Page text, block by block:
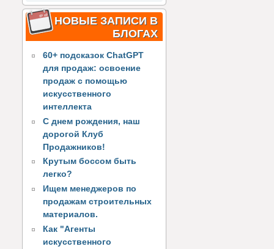
НОВЫЕ ЗАПИСИ В
БЛОГАХ
60+ подсказок ChatGPT
для продаж: освоение
продаж с помощью
искусственного
интеллекта
С днем рождения, наш
дорогой Клуб
Продажников!
Крутым боссом быть
легко?
Ищем менеджеров по
продажам строительных
материалов.
Как "Агенты
искусственного